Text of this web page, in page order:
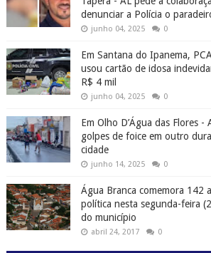
denunciar a Polícia o
junho 04, 2025 0
Em Santana do Ipanema,
usou cartão de idosa
R$ 4 mil
junho 04, 2025 0
Em Olho D’Água das Flores -
golpes de foice em outro
cidade
junho 14, 2025 0
Água Branca comemora 142
política nesta segunda-feira
do município
abril 24, 2017 0